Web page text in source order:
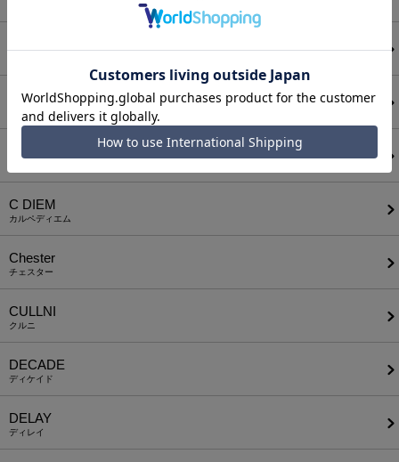
CALL&RESPONSE
コールアンドレスポンス
C DIEM
カルペディエム
Chester
チェスター
CULLNI
クルニ
DECADE
ディケイド
DELAY
ディレイ